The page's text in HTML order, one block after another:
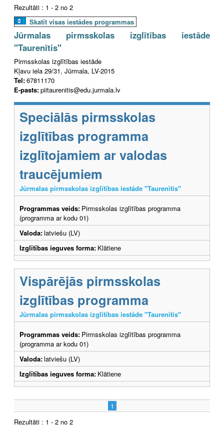
Rezultāti : 1 - 2 no 2
Skatīt visas iestādes programmas
Jūrmalas pirmsskolas izglītības iestāde
"Taurenītis"
Pirmsskolas izglītības iestāde
Kļavu iela 29/31, Jūrmala, LV-2015
Tel:67811170
E-pasts:piitaurenitis@edu.jurmala.lv
Speciālās pirmsskolas
izglītības programma
izglītojamiem ar valodas
traucējumiem
Jūrmalas pirmsskolas izglītības iestāde "Taurenītis"
Programmas veids: Pirmsskolas izglītības programma
(programma ar kodu 01)
Valoda:latviešu (LV)
Izglītības ieguves forma: Klātiene
Vispārējās pirmsskolas
izglītības programma
Jūrmalas pirmsskolas izglītības iestāde "Taurenītis"
Programmas veids: Pirmsskolas izglītības programma
(programma ar kodu 01)
Valoda:latviešu (LV)
Izglītības ieguves forma: Klātiene
1
Rezultāti : 1 - 2 no 2